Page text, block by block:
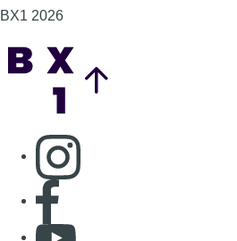
BX1 2026
Consulter page Instagram
Consulter page Facebook
Consulter Youtube